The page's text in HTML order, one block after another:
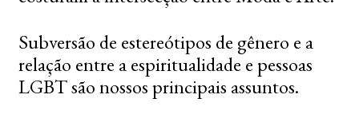
Subversão de estereótipos de gênero e a
relação entre a espiritualidade e pessoas
LGBT são nossos principais assuntos.